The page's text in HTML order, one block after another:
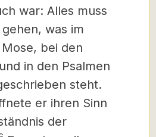
war: Alles muss
was im
bei den
in den Psalmen
steht.
er ihren Sinn
der